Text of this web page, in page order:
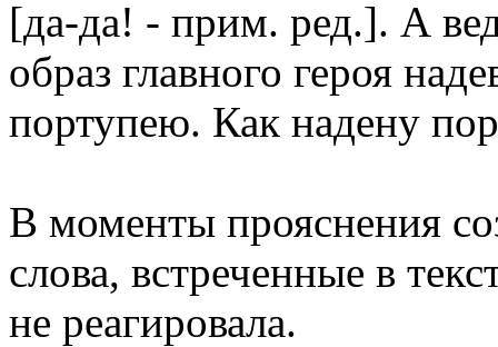
[да-да! - прим. ред.]. А
образ главного героя
портупею. Как надену
В моменты прояснения
слова, встреченные в
не реагировала.